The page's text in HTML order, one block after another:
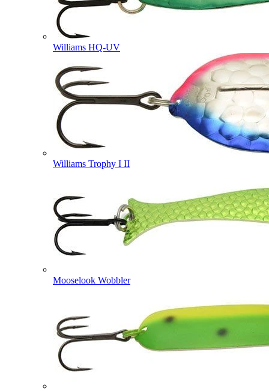
Williams HQ-UV
Williams Trophy I II
Mooselook Wobbler